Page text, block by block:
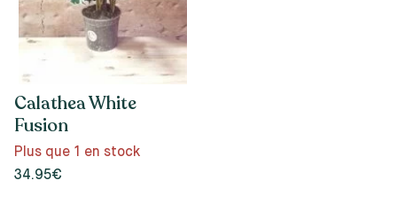
Calathea White
Fusion
34.95€
Plus que 1 en stock